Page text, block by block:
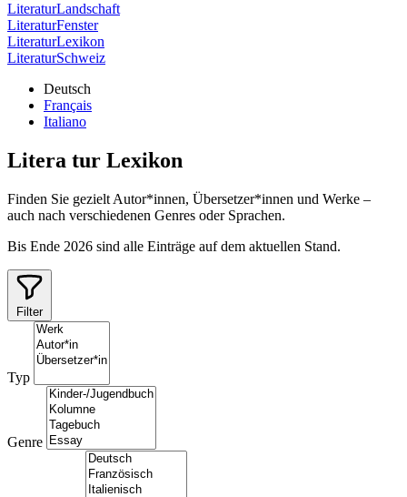
LiteraturLandschaft
LiteraturFenster
LiteraturLexikon
LiteraturSchweiz
Deutsch
Français
Italiano
Litera tur Lexikon
Finden Sie gezielt Autor*innen, Übersetzer*innen und Werke –
auch nach verschiedenen Genres oder Sprachen.
Bis Ende 2026 sind alle Einträge auf dem aktuellen Stand.
Filter
Typ
Genre